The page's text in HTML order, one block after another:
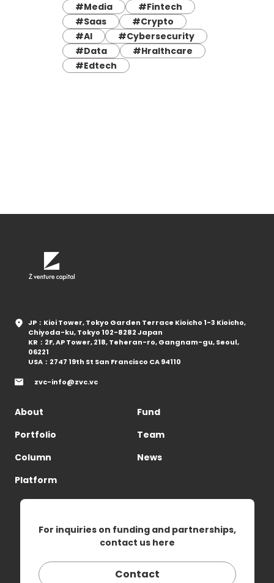
#Media
#Fintech
#Saas
#Crypto
#AI
#Cybersecurity
#Data
#Hralthcare
#Edtech
JP：Kioi Tower, Tokyo Garden Terrace Kioicho 1-3 Kioicho,
Chiyoda-ku, Tokyo 102-8282 Japan
KR：2F, AP Tower, 218, Teheran-ro, Gangnam-gu, Seoul,
06221
USA：2747 19th St San Francisco CA 94110
zvc-info@zvc.vc
About
Fund
Portfolio
Team
Column
News
Platform
For inquiries on funding and partnerships,
contact us here
Contact